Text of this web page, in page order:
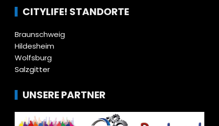
CITYLIFE! STANDORTE
Braunschweig
Hildesheim
Wolfsburg
Salzgitter
UNSERE PARTNER